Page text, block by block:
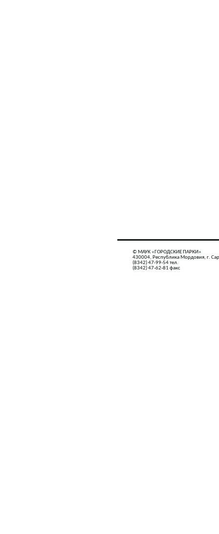
© МАУК «ГОРОДСКИЕ ПАРКИ»
430004, Республика Мордовия, г.
(8342) 47-99-54 тел.
(8342) 47-62-81 факс